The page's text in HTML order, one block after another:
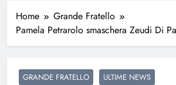
Home
Grande Fratello
Pamela Petrarolo smaschera Zeudi Di
GRANDE FRATELLO ULTIME NEWS